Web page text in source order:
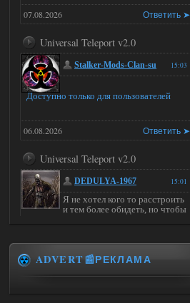
Ответить ➤
07.08.2026
Universal Teleport v2.0
15:03
Stalker-Mods-Clan-su
Доступно только для пользователей
Ответить ➤
06.08.2026
Universal Teleport v2.0
15:01
DEDULYA-1967
Я не хотел кого то расстроить
и тем более обидеть, но чтобы
Ответить ➤
06.08.2026
ADVERT📰РЕКЛАМА